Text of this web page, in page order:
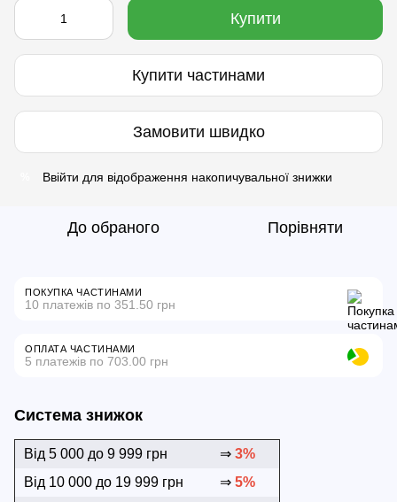
Купити
Купити частинами
Замовити швидко
Ввійти для відображення накопичувальної знижки
До обраного Порівняти
ПОКУПКА ЧАСТИНАМИ
10 платежів по 351.50 грн
ОПЛАТА ЧАСТИНАМИ
5 платежів по 703.00 грн
Система знижок
Від 5 000 до 9 999 грн ⇒ 3%
Від 10 000 до 19 999 грн
⇒ 5%